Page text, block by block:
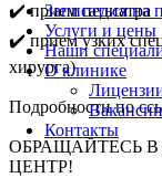
Записаться на
Услуги и цены
Наши
О клинике
Вакансии
Контакты
✔️ прием педиатра
✔️ прием узких
хирурга)
Подробности по
ОБРАЩАЙТЕСЬ
ЦЕНТР!